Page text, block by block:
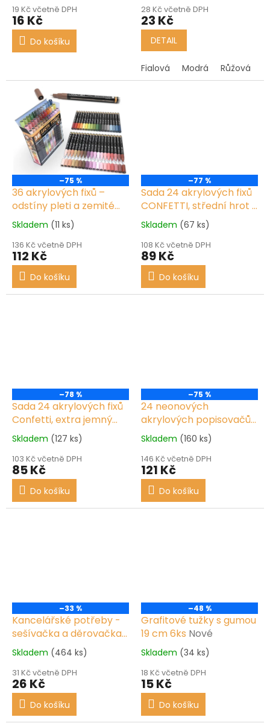
ů19 Kč včetně DPH
16 Kč
Do košíku
28 Kč včetně DPH
23 Kč
DETAIL
Fialová Modrá Růžová
–75 %
36 akrylových fixů –
odstíny pleti a zemité
tóny, extra jemné
Skladem (11 ks)
136 Kč včetně DPH
112 Kč
Do košíku
–77 %
Sada 24 akrylových fixů
CONFETTI, střední hrot 3
mm Nové
Skladem (67 ks)
108 Kč včetně DPH
89 Kč
Do košíku
–78 %
Sada 24 akrylových fixů
Confetti, extra jemný
hrot 0,7 mm Nové
Skladem (127 ks)
103 Kč včetně DPH
85 Kč
Do košíku
–75 %
24 neonových
akrylových popisovačů
3 mm – střední hrot
Nové
Skladem (160 ks)
146 Kč včetně DPH
121 Kč
Do košíku
–33 %
Kancelářské potřeby -
sešívačka a děrovačka
Nové, mix druhů
Skladem (464 ks)
31 Kč včetně DPH
26 Kč
Do košíku
–48 %
Grafitové tužky s gumou
19 cm 6ks Nové
Skladem (34 ks)
18 Kč včetně DPH
15 Kč
Do košíku